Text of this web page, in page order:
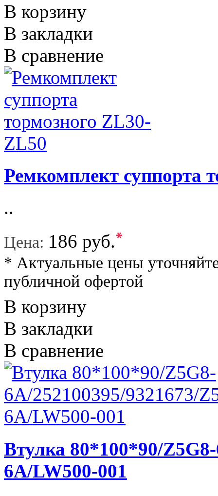
В корзину
В закладки
В сравнение
Ремкомплект суппорта
..
Цена: 186 руб.*
* Актуальные цены
публичной офертой
В корзину
В закладки
В сравнение
Втулка 80*100*90/
6A/LW500-001